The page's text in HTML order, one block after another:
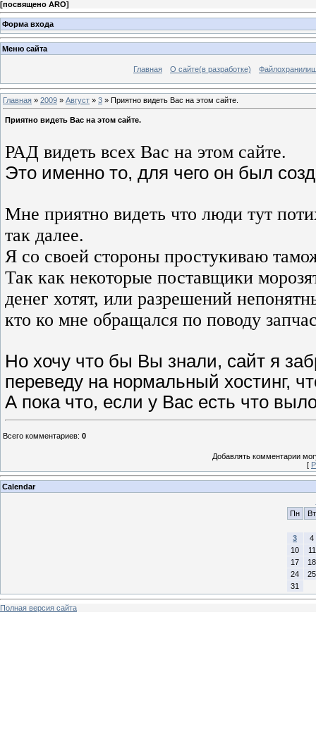
[посвящено ARO]
Форма входа
Меню сайта
Главная О сайте(в разработке)
Главная » 2009 » Август » 3 » Приятно видеть Вас на этом сайте.
Приятно видеть Вас на этом сайте.
РАД видеть всех Вас на этом сайте.
Это именно то, для чего он был
Мне приятно видеть что люди тут
так далее.
Я со своей стороны простукиваю
Так как некоторые поставщики
денег хотят, или разрешений
кто ко мне обращался по поводу
Но хочу что бы Вы знали, сайт я
переведу на нормальный хостинг,
А пока что, если у Вас есть что
Всего комментариев: 0
Добавлять комментарии
[
Calendar
Пн
Вт
3
4
10
11
17
18
24
25
31
Полная версия сайта